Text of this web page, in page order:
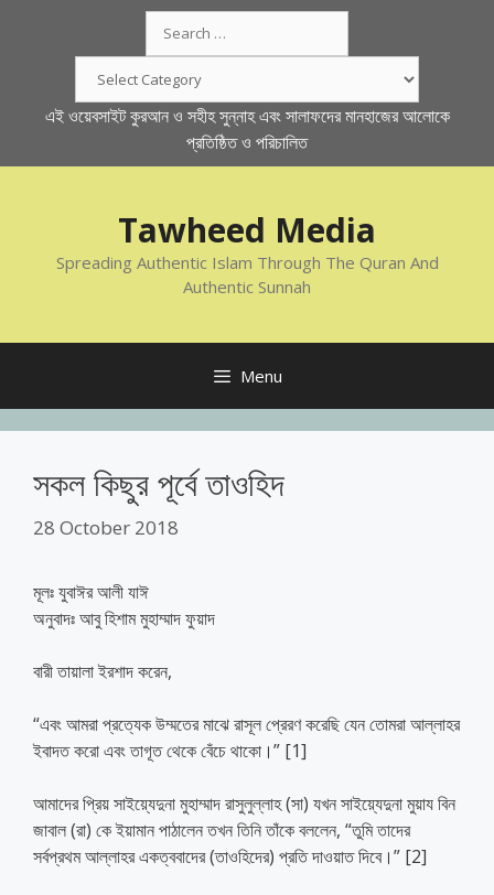
for:
এই ওয়েবসাইট কুরআন ও সহীহ সুন্নাহ এবং সালাফদের মানহাজের আলোকে
প্রতিষ্ঠিত ও পরিচালিত
Tawheed Media
Spreading Authentic Islam Through The Quran And
Authentic Sunnah
Menu
সকল কিছুর পূর্বে তাওহিদ
28 October 2018
মূলঃ যুবাঈর আলী যাঈ
অনুবাদঃ আবু হিশাম মুহাম্মাদ ফুয়াদ
বারী তায়ালা ইরশাদ করেন,
“এবং আমরা প্রত্যেক উম্মতের মাঝে রাসূল প্রেরণ করেছি যেন তোমরা আল্লাহর
ইবাদত করো এবং তাগূত থেকে বেঁচে থাকো।” [1]
আমাদের প্রিয় সাইয়্যেদুনা মুহাম্মাদ রাসুলুল্লাহ (সা) যখন সাইয়্যেদুনা মুয়ায বিন
জাবাল (রা) কে ইয়ামান পাঠালেন তখন তিনি তাঁকে বললেন, “তুমি তাদের
সর্বপ্রথম আল্লাহর একত্ববাদের (তাওহিদের) প্রতি দাওয়াত দিবে।” [2]